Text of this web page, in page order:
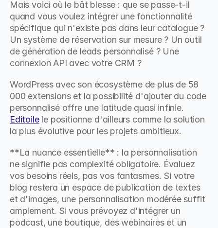
Mais voici où le bât blesse : que se passe-t-il
quand vous voulez intégrer une fonctionnalité
spécifique qui n'existe pas dans leur catalogue ?
Un système de réservation sur mesure ? Un outil
de génération de leads personnalisé ? Une
connexion API avec votre CRM ?
WordPress avec son écosystème de plus de 58
000 extensions et la possibilité d'ajouter du code
Editoile le positionne d'ailleurs comme la solution
la plus évolutive pour les projets ambitieux.
**La nuance essentielle** : la personnalisation
ne signifie pas complexité obligatoire. Évaluez
vos besoins réels, pas vos fantasmes. Si votre
blog restera un espace de publication de textes
et d'images, une personnalisation modérée suffit
amplement. Si vous prévoyez d'intégrer un
podcast, une boutique, des webinaires et un